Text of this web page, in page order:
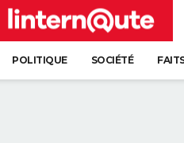
POLITIQUE SOCIÉTÉ